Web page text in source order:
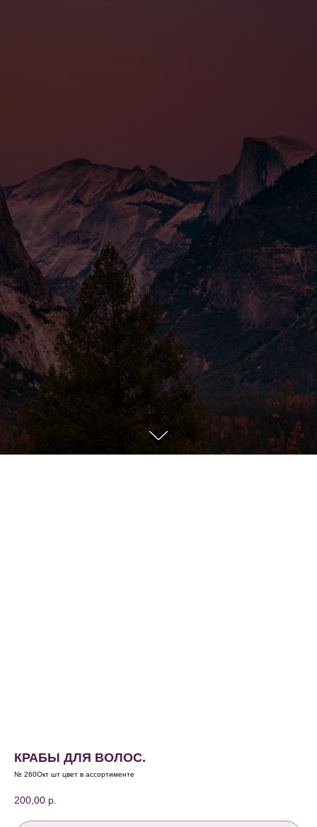
КРАБЫ ДЛЯ ВОЛОС.
№ 260Окт шт цвет в ассортименте
200,00 р.